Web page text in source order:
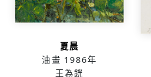
夏晨
油畫 1986年
王為銧